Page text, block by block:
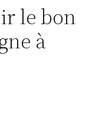
le bon
à